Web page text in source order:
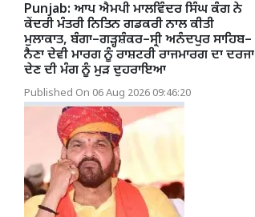
Punjab: ਆਪ ਐਮਪੀ ਮਾਲਵਿੰਦਰ ਸਿੰਘ ਕੰਗ ਨੇ
ਕੇਂਦਰੀ ਮੰਤਰੀ ਨਿਤਿਨ ਗਡਕਰੀ ਨਾਲ ਕੀਤੀ
ਮੁਲਾਕਾਤ, ਬੰਗਾ–ਗੜ੍ਹਸ਼ੰਕਰ–ਸ੍ਰੀ ਅਨੰਦਪੁਰ ਸਾਹਿਬ–
ਨੈਣਾ ਦੇਵੀ ਮਾਰਗ ਨੂੰ ਰਾਸ਼ਟਰੀ ਰਾਜਮਾਰਗ ਦਾ ਦਰਜਾ
ਦੇਣ ਦੀ ਮੰਗ ਨੂੰ ਮੁੜ ਦੁਹਰਾਇਆ
Published On 06 Aug 2026 09:46:20